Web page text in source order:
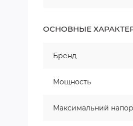
ОСНОВНЫЕ
Бренд
Мощность
Максимальний напор